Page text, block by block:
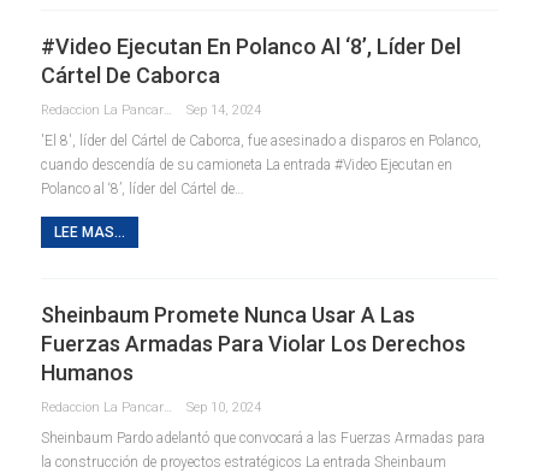
#Video Ejecutan En Polanco Al ‘8’, Líder Del
Cártel De Caborca
Redaccion La Pancarta De Quintana Roo Sep 14, 2024
'El 8', líder del Cártel de Caborca, fue asesinado a disparos en Polanco,
cuando descendía de su camioneta La entrada #Video Ejecutan en
Polanco al ‘8’, líder del Cártel de…
LEE MAS...
Sheinbaum Promete Nunca Usar A Las
Fuerzas Armadas Para Violar Los Derechos
Humanos
Redaccion La Pancarta De Quintana Roo Sep 10, 2024
Sheinbaum Pardo adelantó que convocará a las Fuerzas Armadas para
la construcción de proyectos estratégicos La entrada Sheinbaum